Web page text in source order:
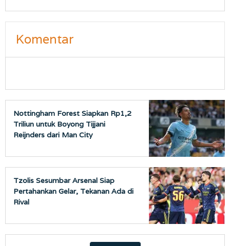
Komentar
Nottingham Forest Siapkan Rp1,2
Triliun untuk Boyong Tijjani
Reijnders dari Man City
Tzolis Sesumbar Arsenal Siap
Pertahankan Gelar, Tekanan Ada di
Rival